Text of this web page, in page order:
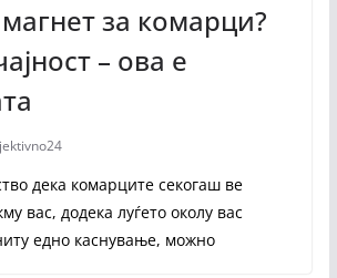
за комарци?
– ова е
дека комарците секогаш ве
вас, додека луѓето околу вас
едно каснување, можно